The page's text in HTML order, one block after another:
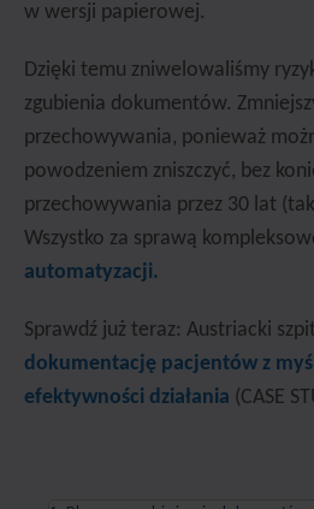
w wersji papierowej.
Dzięki temu zniwelowaliśmy
zgubienia dokumentów.
przechowywania, ponieważ
powodzeniem zniszczyć, bez
przechowywania przez 30 lat
Wszystko za sprawą
automatyzacji.
Sprawdź już teraz: Austriacki
dokumentację pacjentów z
efektywności działania (CASE